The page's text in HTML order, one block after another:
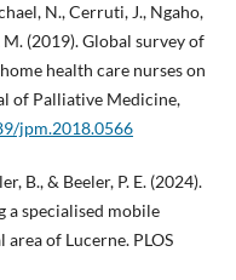
N., Cerruti, J., Ngaho,
M. (2019). Global survey of
health care nurses on
of Palliative Medicine,
jpm.2018.0566
B., & Beeler, P. E. (2024).
specialised mobile
of Lucerne. PLOS